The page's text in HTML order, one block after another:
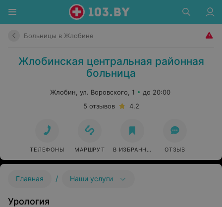
Больницы в Жлобине
Жлобинская центральная районная
больница
Жлобин, ул. Воровского, 1
до 20:00
5 отзывов
4.2
ТЕЛЕФОНЫ МАРШРУТ В ИЗБРАННОЕ ОТЗЫВ
Главная / Наши услуги
Урология